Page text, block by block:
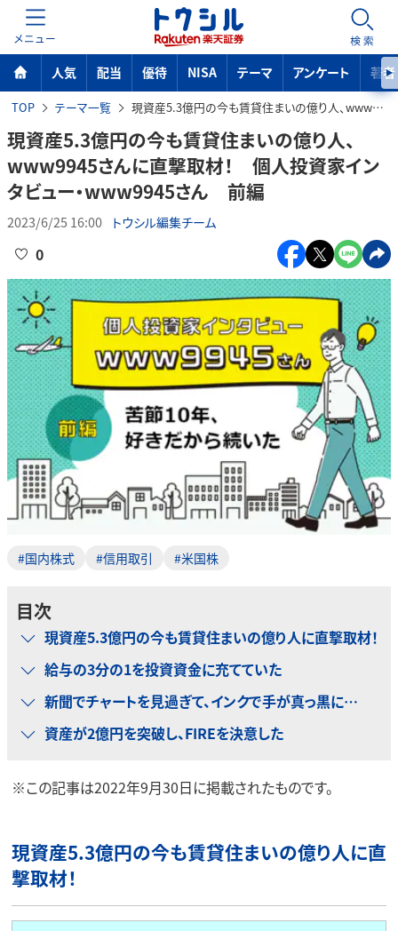
MENU 検索
人気 配当 優待 NISA テーマ アンケート 著者
TOP テーマ一覧 現資産5.3億円の今も賃貸住まいの億り人、www9945さんに直撃取材！ 個人投資家インタビュー・www9945さん 前編
現資産5.3億円の今も賃貸住まいの億り人、
www9945さんに直撃取材！ 個人投資家イン
タビュー・www9945さん 前編
2023/6/25 16:00 トウシル編集チーム
0
#国内株式 #信用取引 #米国株
目次
現資産5.3億円の今も賃貸住まいの億り人に直撃取材！
給与の3分の1を投資資金に充てていた
新聞でチャートを見過ぎて、インクで手が真っ黒に…
資産が2億円を突破し、FIREを決意した
※この記事は2022年9月30日に掲載されたものです。
現資産5.3億円の今も賃貸住まいの億り人に直
撃取材！